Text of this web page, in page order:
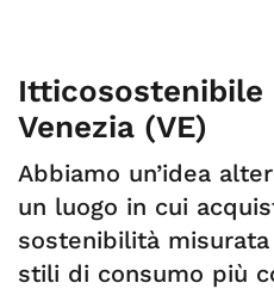
Itticosostenibile
Venezia (VE)
Abbiamo un’idea
un luogo in cui
sostenibilità
stili di consumo più